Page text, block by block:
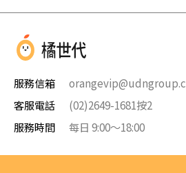
服務信箱
客服電話
(02)2649-1681按2
服務時間
每日 9:00～18:00